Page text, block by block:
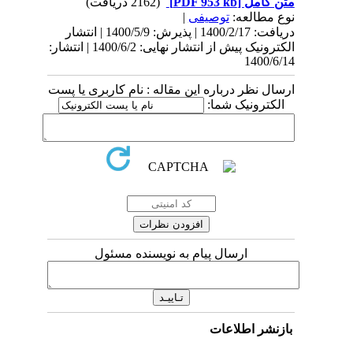
نوع مطالعه:توصیفی|
دریافت: 1400/2/17 | پذیرش: 1400/5/9 | انتشار
الکترونیک پیش از انتشار نهایی: 1400/6/2 | انتشار:
1400/6/14
ارسال نظر درباره این مقاله : نام کاربری یا پست
الکترونیک شما:
ارسال پیام به نویسنده مسئول
بازنشر اطلاعات